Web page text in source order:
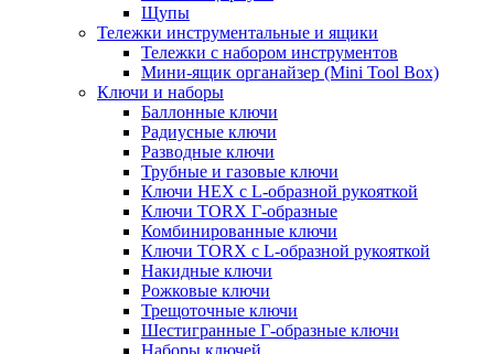
Щупы
Тележки инструментальные и ящики
Тележки с набором инструментов
Мини-ящик органайзер (Mini Tool Box)
Ключи и наборы
Баллонные ключи
Радиусные ключи
Разводные ключи
Трубные и газовые ключи
Ключи HEX с L-образной рукояткой
Ключи TORX Г-образные
Комбинированные ключи
Ключи TORX с L-образной рукояткой
Накидные ключи
Рожковые ключи
Трещоточные ключи
Шестигранные Г-образные ключи
Наборы ключей